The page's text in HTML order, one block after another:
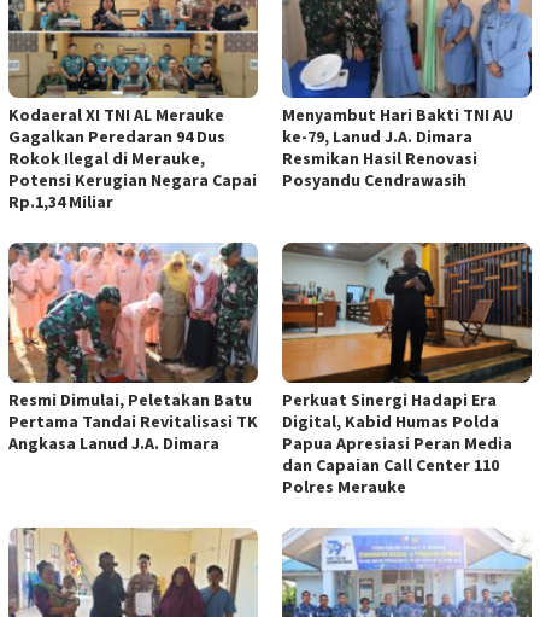
Kodaeral XI TNI AL Merauke
Gagalkan Peredaran 94 Dus
Rokok Ilegal di Merauke,
Potensi Kerugian Negara Capai
Rp.1,34 Miliar
Menyambut Hari Bakti TNI AU
ke-79, Lanud J.A. Dimara
Resmikan Hasil Renovasi
Posyandu Cendrawasih
Resmi Dimulai, Peletakan Batu
Pertama Tandai Revitalisasi TK
Angkasa Lanud J.A. Dimara
Perkuat Sinergi Hadapi Era
Digital, Kabid Humas Polda
Papua Apresiasi Peran Media
dan Capaian Call Center 110
Polres Merauke